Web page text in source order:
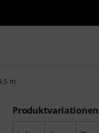
mit Suchwort
m
Produktvariationen